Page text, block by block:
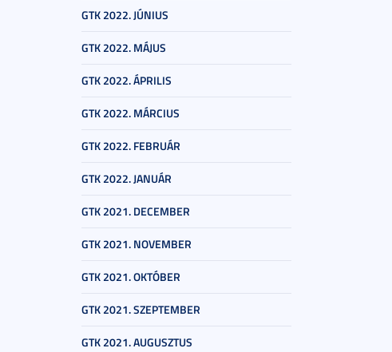
GTK 2022. JÚNIUS
GTK 2022. MÁJUS
GTK 2022. ÁPRILIS
GTK 2022. MÁRCIUS
GTK 2022. FEBRUÁR
GTK 2022. JANUÁR
GTK 2021. DECEMBER
GTK 2021. NOVEMBER
GTK 2021. OKTÓBER
GTK 2021. SZEPTEMBER
GTK 2021. AUGUSZTUS